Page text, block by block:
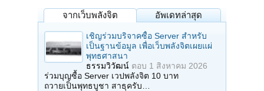
จากเว็บพลังจิต อัพเดทล่าสุด
เชิญร่วมบริจาคซื้อ Server สำหรับ
เป็นฐานข้อมูล เพื่อเว็บพลังจิตเผยแผ่
พุทธศาสนา
ธรรมวิวัฒน์ ตอบ 1 สิงหาคม 2026
ร่วมบุญซื้อ Server เวปพลังจิต 10 บาท
ถวายเป็นพุทธบูชา สาธุครับ…